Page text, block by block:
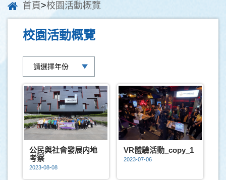
首頁>校園活動概覽
校園活動概覽
公民與社會發展内地
考察
2023-08-08
VR體驗活動_copy_1
2023-07-06